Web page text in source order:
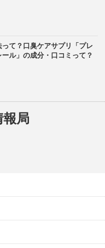
て？口臭ケアサプリ「プレ
ル」の成分・口コミって？